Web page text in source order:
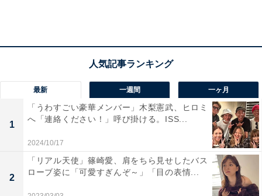
最新 一週間 一ヶ月
1
「うわすごい豪華メンバー」木梨憲武、ヒロミ
へ「連絡ください！」呼び掛ける。ISS...
2024/10/17
2
「リアル天使」篠崎愛、肩をちら見せしたバス
ローブ姿に「可愛すぎんぞ～」「目の表情...